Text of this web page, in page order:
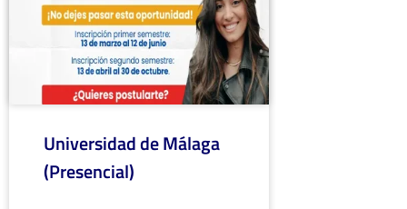
Universidad de Málaga
(Presencial)